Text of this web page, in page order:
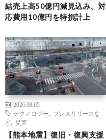
結売上高50億円減見込み、対
応費用10億円を特損計上
2026.08.05
テクノロジー
プレスリリースな
ど
災害
【熊本地震】復旧・復興支援